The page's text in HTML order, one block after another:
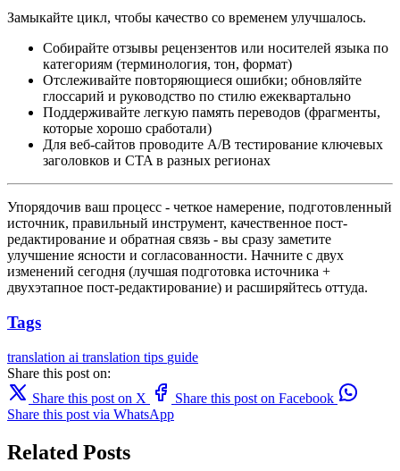
Замыкайте цикл, чтобы качество со временем улучшалось.
Собирайте отзывы рецензентов или носителей языка по
категориям (терминология, тон, формат)
Отслеживайте повторяющиеся ошибки; обновляйте
глоссарий и руководство по стилю ежеквартально
Поддерживайте легкую память переводов (фрагменты,
которые хорошо сработали)
Для веб-сайтов проводите A/B тестирование ключевых
заголовков и CTA в разных регионах
Упорядочив ваш процесс - четкое намерение, подготовленный
источник, правильный инструмент, качественное пост-
редактирование и обратная связь - вы сразу заметите
улучшение ясности и согласованности. Начните с двух
изменений сегодня (лучшая подготовка источника +
двухэтапное пост-редактирование) и расширяйтесь оттуда.
Tags
translation ai translation tips guide
Share this post on:
Share this post on X
Share this post on Facebook
Share this post via WhatsApp
Related Posts